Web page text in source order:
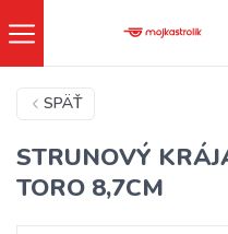
SPÄŤ
STRUNOVÝ
TORO 8,7CM